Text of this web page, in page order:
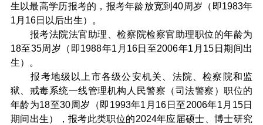
生以最高学历报考的，报考年龄放宽到40周岁（即1983年
1月16日以后出生）。
报考法院法官助理、检察院检察官助理职位的年龄为
18至35周岁（即1988年1月16日至2006年1月15日期间出
生）。
报考地级以上市各级公安机关、法院、检察院和监
狱、戒毒系统一线管理机构人民警察（司法警察）职位的
年龄为18至30周岁（即1993年1月16日至2006年1月15日
期间出生），报考此类职位的2024年应届硕士、博士研究